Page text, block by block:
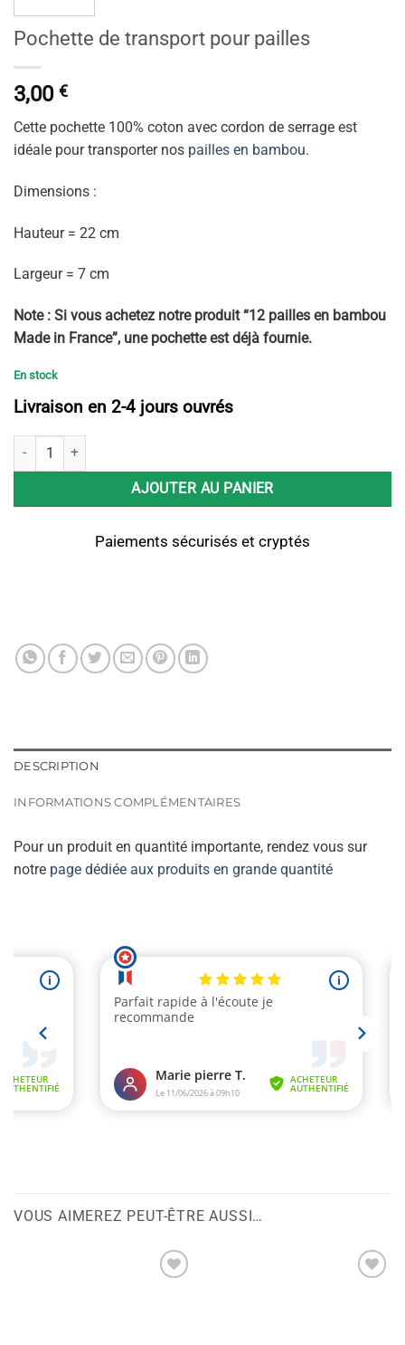
Pochette de transport pour pailles
3,00 €
Cette pochette 100% coton avec cordon de serrage est
idéale pour transporter nos pailles en bambou.
Dimensions :
Hauteur = 22 cm
Largeur = 7 cm
Note : Si vous achetez notre produit “12 pailles en bambou
Made in France”, une pochette est déjà fournie.
En stock
Livraison en 2-4 jours ouvrés
quantité de Pochette de transport pour pailles
AJOUTER AU PANIER
Paiements sécurisés et cryptés
DESCRIPTION
INFORMATIONS COMPLÉMENTAIRES
Pour un produit en quantité importante, rendez vous sur
notre page dédiée aux produits en grande quantité
VOUS AIMEREZ PEUT-ÊTRE AUSSI…